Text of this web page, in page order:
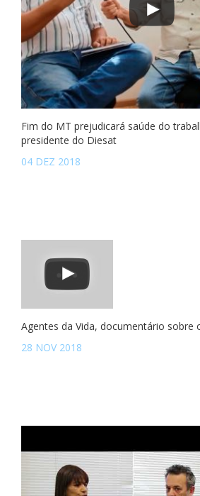
Fim do MT prejudicará saúde do
presidente do Diesat
04 DEZ 2018
Agentes da Vida, documentário sobre
28 NOV 2018